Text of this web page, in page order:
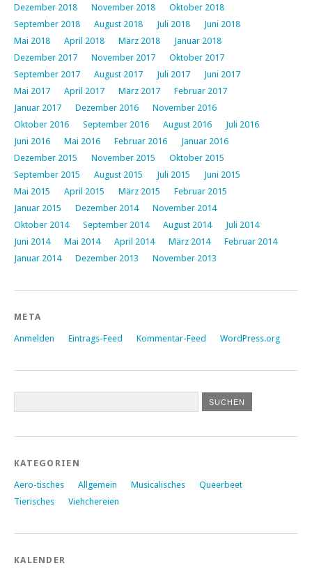
Dezember 2018
November 2018
Oktober 2018
September 2018
August 2018 Juli 2018
Juni 2018
Mai 2018
April 2018 März 2018
Januar 2018
Dezember 2017
November 2017
Oktober 2017
September 2017
August 2017 Juli 2017
Juni 2017
Mai 2017
April 2017 März 2017
Februar 2017
Januar 2017
Dezember 2016
November 2016
Oktober 2016
September 2016 August 2016
Juli 2016
Juni 2016
Mai 2016 Februar 2016
Januar 2016
Dezember 2015
November 2015
Oktober 2015
September 2015
August 2015 Juli 2015
Juni 2015
Mai 2015
April 2015 März 2015
Februar 2015
Januar 2015
Dezember 2014
November 2014
Oktober 2014
September 2014 August 2014
Juli 2014
Juni 2014
Mai 2014 April 2014 März 2014
Februar 2014
Januar 2014
Dezember 2013 November 2013
META
Anmelden Eintrags-Feed Kommentar-Feed WordPress.org
KATEGORIEN
Aero-tisches Allgemein Musicalisches
Queerbeet
Tierisches
Viehchereien
KALENDER